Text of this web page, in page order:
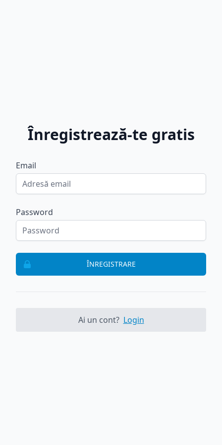
Înregistrează-te gratis
Email
Password
ÎNREGISTRARE
Ai un cont? Login